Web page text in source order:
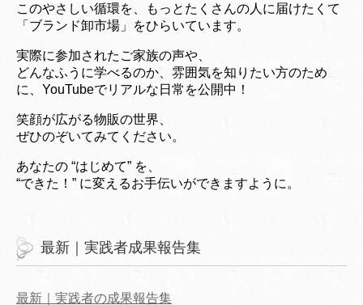
このやさしい循環を、もっとたくさんの人に届けたくて
「ブランド卸市場」をひらいています。
実際に参加されたご家族の声や、
どんなふうに学べるのか、雰囲気を知りたい方のため
に、YouTubeでリアルな日常を公開中！
笑顔が広がる物販の世界、
ぜひのぞいてみてください。
あなたの “はじめて” を、
“できた！” に変えるお手伝いができますように。
最新｜実践者成果報告集
最新｜実践者の成果報告集